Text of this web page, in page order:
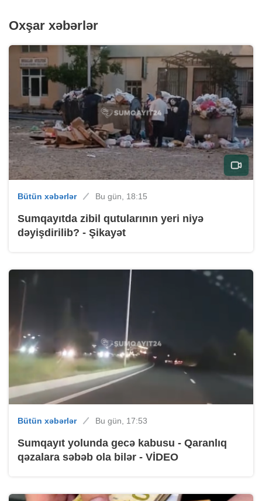
Oxşar xəbərlər
Bütün xəbərlər Bu gün, 18:15
Sumqayıtda zibil qutularının yeri niyə
dəyişdirilib? - Şikayət
Bütün xəbərlər Bu gün, 17:53
Sumqayıt yolunda gecə kabusu - Qaranlıq
qəzalara səbəb ola bilər - VİDEO